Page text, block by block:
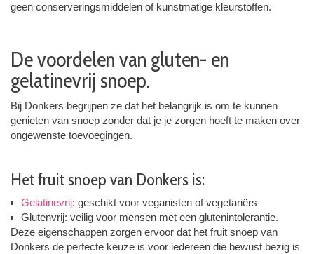
geen conserveringsmiddelen of kunstmatige kleurstoffen.
De voordelen van gluten- en
gelatinevrij snoep.
Bij Donkers begrijpen ze dat het belangrijk is om te kunnen
genieten van snoep zonder dat je je zorgen hoeft te maken over
ongewenste toevoegingen.
Het fruit snoep van Donkers is:
Gelatinevrij: geschikt voor veganisten of vegetariërs
Glutenvrij: veilig voor mensen met een glutenintolerantie.
Deze eigenschappen zorgen ervoor dat het fruit snoep van
Donkers de perfecte keuze is voor iedereen die bewust bezig is